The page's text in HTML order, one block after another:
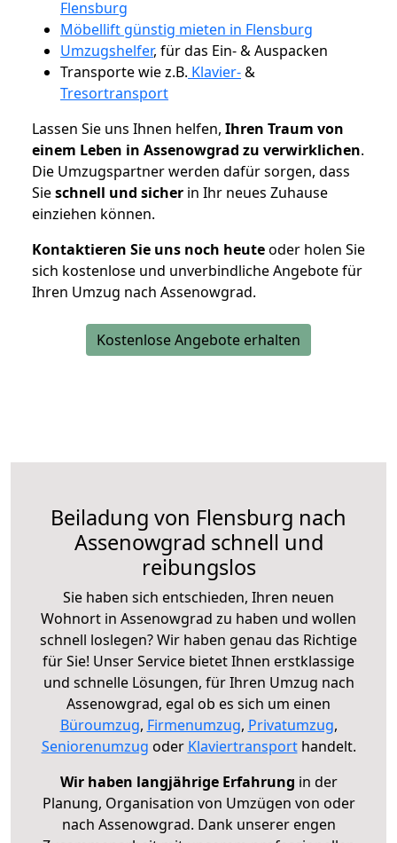
Flensburg
Möbellift günstig mieten in Flensburg
Umzugshelfer, für das Ein- & Auspacken
Transporte wie z.B. Klavier-&
Tresortransport
Lassen Sie uns Ihnen helfen, Ihren Traum von
einem Leben in Assenowgrad zu verwirklichen.
Die Umzugspartner werden dafür sorgen, dass
Sieschnell und sicher in Ihr neues Zuhause
einziehen können.
Kontaktieren Sie uns noch heuteoder holen Sie
sich kostenlose und unverbindliche Angebote für
Ihren Umzug nach Assenowgrad.
Kostenlose Angebote erhalten
Beiladung von Flensburg nach
Assenowgrad schnell und
reibungslos
Sie haben sich entschieden, Ihren neuen
Wohnort in Assenowgrad zu haben und wollen
schnell loslegen? Wir haben genau das Richtige
für Sie! Unser Service bietet Ihnen erstklassige
und schnelle Lösungen, für Ihren Umzug nach
Assenowgrad, egal ob es sich um einen
Büroumzug, Firmenumzug, Privatumzug,
Seniorenumzug oder Klaviertransporthandelt.
Wir haben langjährige Erfahrung in der
Planung, Organisation von Umzügen von oder
nach Assenowgrad. Dank unserer engen